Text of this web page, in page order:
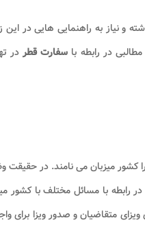
و نیاز به راهنمایی هایی در این
در رابطه با سفارت قطردر
کشور میزبان می نامند. در حقیقت
با مسائل مختلف با کشور
متقاضیان و صدور ویزا برای